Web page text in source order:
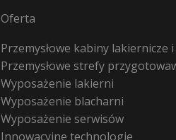
Oferta
Przemysłowe kabiny lakiernicze
Przemysłowe strefy
Wyposażenie lakierni
Wyposażenie blacharni
Wyposażenie serwisów
Innowacyjne technologie